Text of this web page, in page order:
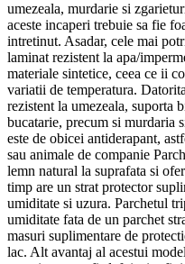
umezeala, murdarie si
aceste incaperi trebuie sa fie
intretinut. Asadar, cele mai
laminat rezistent la apa/
materiale sintetice, ceea ce ii
variatii de temperatura.
rezistent la umezeala, suporta
bucatarie, precum si murdaria
este de obicei antiderapant,
sau animale de companie
lemn natural la suprafata si
timp are un strat protector
umiditate si uzura. Parchetul
umiditate fata de un parchet
masuri suplimentare de
lac. Alt avantaj al acestui